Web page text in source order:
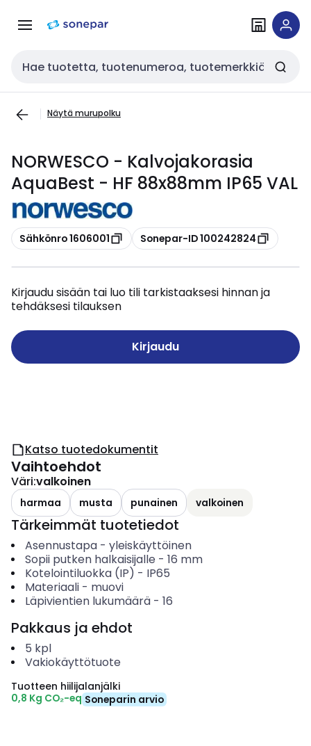
navigointiinsisältöön
Haku
Näytä murupolku
NORWESCO - Kalvojakorasia
AquaBest - HF 88x88mm IP65 VAL
Kopioi
Sähkönro 1606001 Kopioi
Sonepar-ID 100242824
Kirjaudu sisään tai luo tili tarkistaaksesi hinnan ja
tehdäksesi tilauksen
Kirjaudu
Katso tuotedokumentit
Vaihtoehdot
Väri:valkoinen
harmaa musta punainen valkoinen
Tärkeimmät tuotetiedot
Asennustapa- yleiskäyttöinen
Sopii putken halkaisijalle - 16 mm
Kotelointiluokka (IP) - IP65
Materiaali- muovi
Läpivientien lukumäärä- 16
Pakkaus ja ehdot
5 kpl
Vakiokäyttötuote
Tuotteen hiilijalanjälki
0,8 Kg CO₂-eq Soneparin arvio